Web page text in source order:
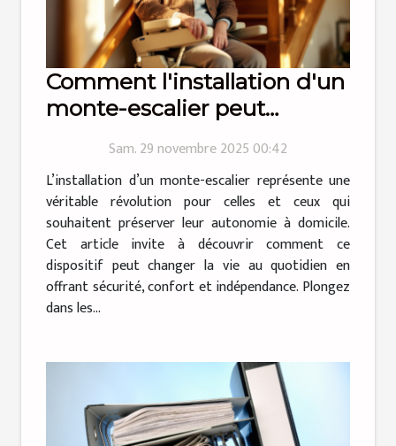
Comment l'installation d'un
monte-escalier peut
Sam. 29 novembre 2025 00:42
L’installation d’un monte-escalier représente une
véritable révolution pour celles et ceux qui
souhaitent préserver leur autonomie à domicile.
Cet article invite à découvrir comment ce
dispositif peut changer la vie au quotidien en
offrant sécurité, confort et indépendance. Plongez
dans les...